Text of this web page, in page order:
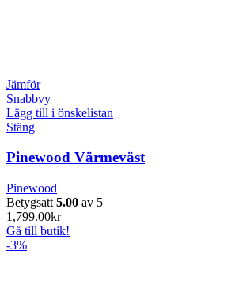
Jämför
Snabbvy
Lägg till i önskelistan
Stäng
Pinewood Värmeväst
Pinewood
Betygsatt 5.00 av 5
1,799.00kr
Gå till butik!
-3%